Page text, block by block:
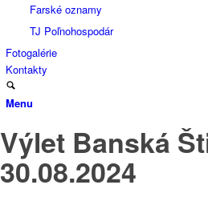
Farské oznamy
TJ Poľnohospodár
Fotogalérie
Kontakty
Menu
Výlet Banská
30.08.2024